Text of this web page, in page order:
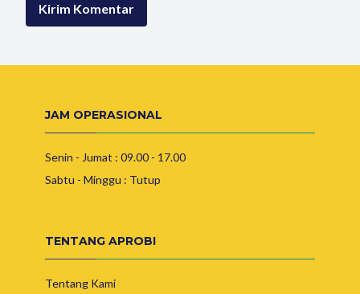
JAM OPERASIONAL
Senin - Jumat : 09.00 - 17.00
Sabtu - Minggu : Tutup
TENTANG APROBI
Tentang Kami